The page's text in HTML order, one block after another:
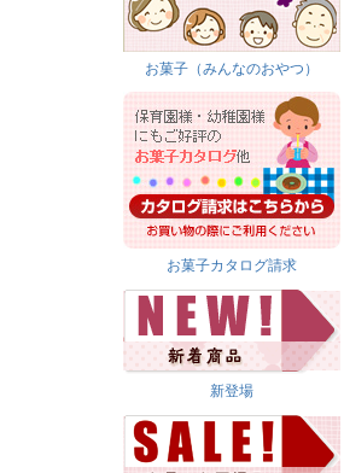
お菓子（みんなのおやつ）
お菓子カタログ請求
新登場